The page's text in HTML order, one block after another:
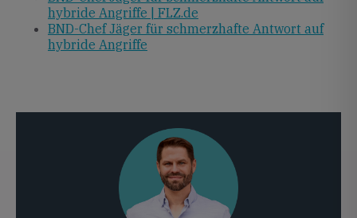
hybride Angriffe | FLZ.de
BND-Chef Jäger für schmerzhafte Antwort auf
hybride Angriffe